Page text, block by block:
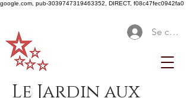
google.com, pub-3039747319463352, DIRECT, f08c47fec0942fa0
Se
Le Jardin aux